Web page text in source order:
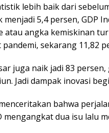
lebih baik dari
menjadi 5,4 persen, GDP
atau angka kemiskinan
sekarang 11,82
juga naik jadi 83
Jadi dampak inovasi
bahwa
mengangkat dua isu lalu